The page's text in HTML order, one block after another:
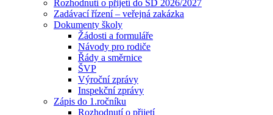
Rozhodnutí o přijetí do ŠD 2026/2027
Zadávací řízení – veřejná zakázka
Dokumenty školy
Žádosti a formuláře
Návody pro rodiče
Řády a směrnice
ŠVP
Výroční zprávy
Inspekční zprávy
Zápis do 1.ročníku
Rozhodnutí o přijetí